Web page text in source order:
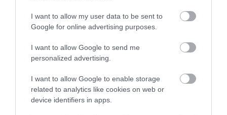
I want to allow my user data to be sent to
Google for online advertising purposes.
I want to allow Google to send me
personalized advertising.
I want to allow Google to enable storage
related to analytics like cookies on web or
device identifiers in apps.
gyilkosságok objektív adatait".
ügyet pedig jelenleg is felülvizsgálják.
Nyitókép: Shutterstock
MESTERSÉGES INTELLIGENCIA